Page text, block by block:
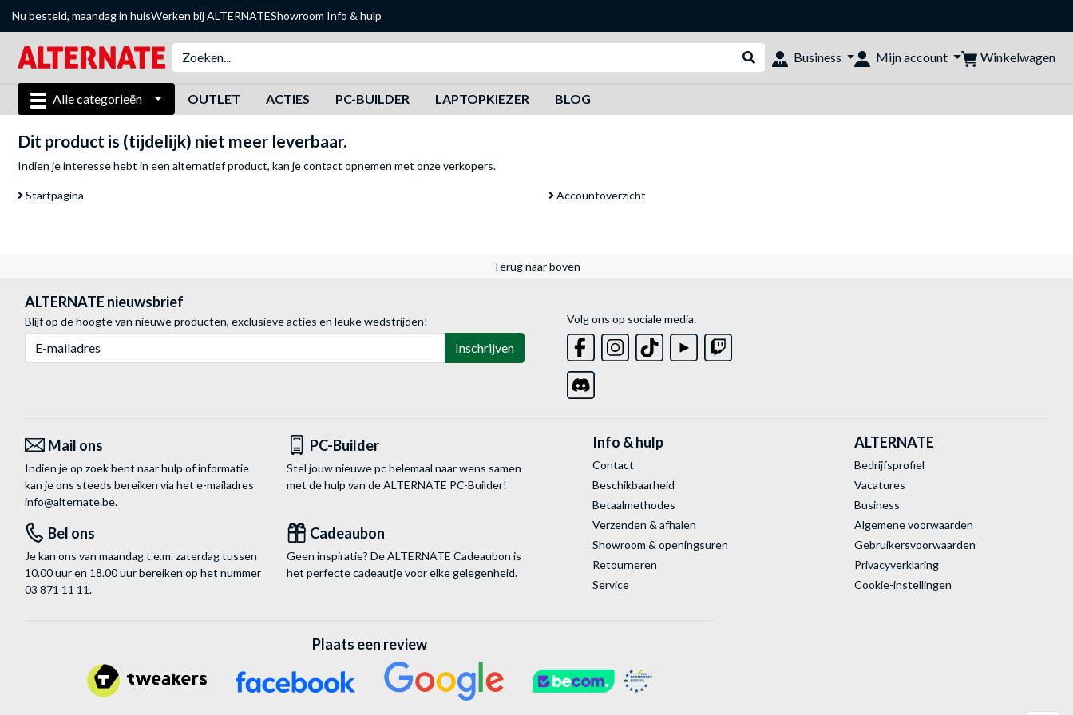
Nu besteld, maandag in huisWerken bij ALTERNATEShowroom Info & hulp
Webshop doorzoeken
Business Mijn account Winkelwagen
Alle categorieën OUTLET ACTIES PC-BUILDER LAPTOPKIEZER BLOG
Dit product is (tijdelijk) niet meer leverbaar.
Indien je interesse hebt in een alternatief product, kan jecontact opnemen met onze verkopers.
Startpagina Accountoverzicht
Terug naar boven
ALTERNATE nieuwsbrief
Blijf op de hoogte van nieuwe producten, exclusieve acties en leuke wedstrijden!
Inschrijven
Volg ons op sociale media.
Mail ons
Indien je op zoek bent naar hulp of informatie
kan je ons steeds bereiken via het e-mailadres
info@alternate.be.
PC-Builder
Stel jouw nieuwe pc helemaal naar wens samen
met de hulp van de ALTERNATE PC-Builder!
Bel ons
Je kan ons van maandag t.e.m. zaterdag tussen
10.00 uur en 18.00 uur bereiken op het nummer
03 871 11 11.
Cadeaubon
Geen inspiratie? De ALTERNATE Cadeaubon is
het perfecte cadeautje voor elke gelegenheid.
Info & hulp
Contact
Beschikbaarheid
Betaalmethodes
Verzenden & afhalen
Showroom & openingsuren
Retourneren
Service
ALTERNATE
Bedrijfsprofiel
Vacatures
Business
Algemene voorwaarden
Gebruikersvoorwaarden
Privacyverklaring
Cookie-instellingen
Plaats een review